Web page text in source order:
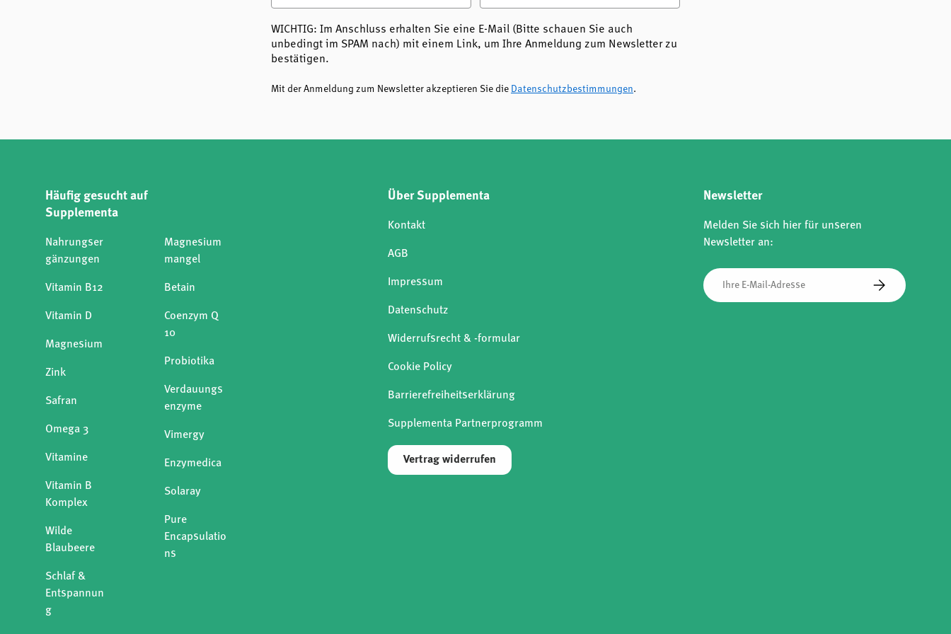
WICHTIG: Im Anschluss erhalten Sie eine E-Mail (Bitte schauen Sie auch
unbedingt im SPAM nach) mit einem Link, um Ihre Anmeldung zum Newsletter zu
bestätigen.
Mit der Anmeldung zum Newsletter akzeptieren Sie die Datenschutzbestimmungen.
Häufig gesucht auf
Supplementa
Nahrungser
gänzungen
Vitamin B12
Vitamin D
Magnesium
Zink
Safran
Omega 3
Vitamine
Vitamin B
Komplex
Wilde
Blaubeere
Schlaf &
Entspannun
g
Magnesium
mangel
Betain
Coenzym Q
10
Probiotika
Verdauungs
enzyme
Vimergy
Enzymedica
Solaray
Pure
Encapsulatio
ns
Über Supplementa
Kontakt
AGB
Impressum
Datenschutz
Widerrufsrecht & -formular
Cookie Policy
Barrierefreiheitserklärung
Supplementa Partnerprogramm
Vertrag widerrufen
Newsletter
Melden Sie sich hier für unseren
Newsletter an:
E-Mail
Abonnieren